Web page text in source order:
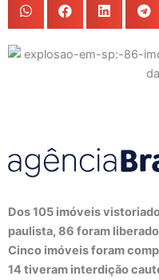
Dos 105 imóveis
paulista, 86 foram
Cinco imóveis foram
14 tiveram interdição